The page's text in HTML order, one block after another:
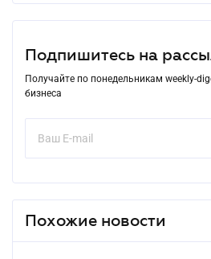
Подпишитесь на
Получайте по понедельникам weekly-
бизнеса
Похожие новости